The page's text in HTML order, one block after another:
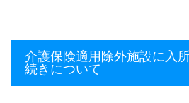
介護保険適用除外施設に入
続きについて